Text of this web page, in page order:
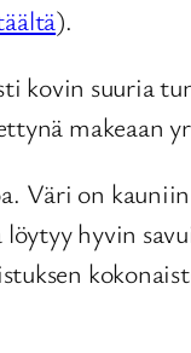
).
kovin suuria
makeaan
Väri on
hyvin